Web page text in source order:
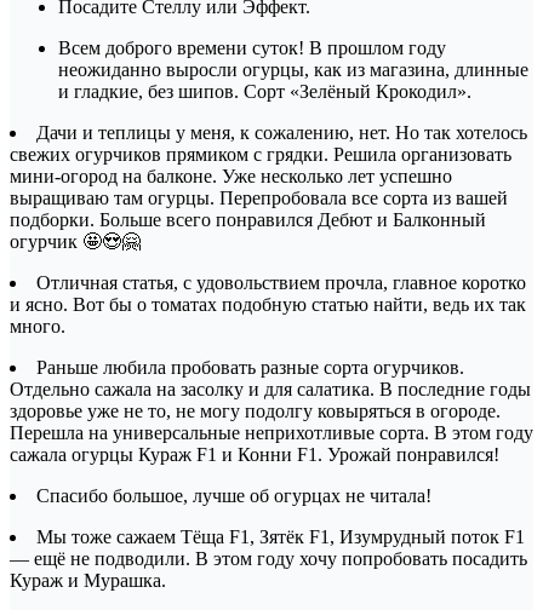
Посадите Стеллу или Эффект.
Всем доброго времени суток! В прошлом году
неожиданно выросли огурцы, как из магазина, длинные
и гладкие, без шипов. Сорт «Зелёный Крокодил».
Дачи и теплицы у меня, к сожалению, нет. Но так хотелось
свежих огурчиков прямиком с грядки. Решила организовать
мини-огород на балконе. Уже несколько лет успешно
выращиваю там огурцы. Перепробовала все сорта из вашей
подборки. Больше всего понравился Дебют и Балконный
огурчик 🤩😍🤗
Отличная статья, с удовольствием прочла, главное коротко
и ясно. Вот бы о томатах подобную статью найти, ведь их так
много.
Раньше любила пробовать разные сорта огурчиков.
Отдельно сажала на засолку и для салатика. В последние годы
здоровье уже не то, не могу подолгу ковыряться в огороде.
Перешла на универсальные неприхотливые сорта. В этом году
сажала огурцы Кураж F1 и Конни F1. Урожай понравился!
Спасибо большое, лучше об огурцах не читала!
Мы тоже сажаем Тёща F1, Зятёк F1, Изумрудный поток F1
— ещё не подводили. В этом году хочу попробовать посадить
Кураж и Мурашка.